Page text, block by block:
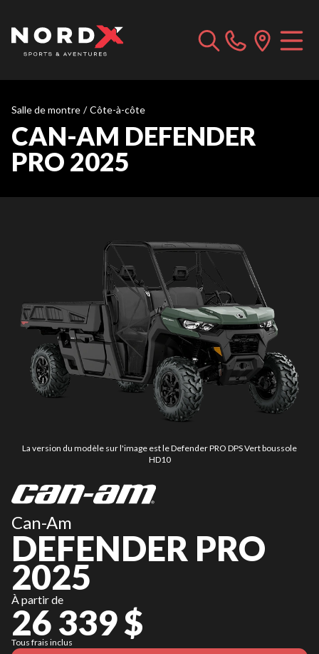
Salle de montre / Côte-à-côte
CAN-AM DEFENDER
PRO 2025
La version du modèle sur l'image est le Defender PRO DPS Vert boussole
HD10
Can-Am
DEFENDER PRO
2025
À partir de
26 339 $
Tous frais inclus